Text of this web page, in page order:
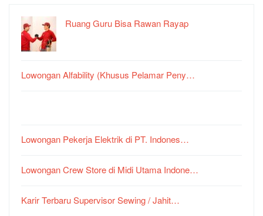
Ruang Guru Bisa Rawan Rayap
Lowongan Alfability (Khusus Pelamar Peny…
Lowongan Pekerja Elektrik di PT. Indones…
Lowongan Crew Store di Midi Utama Indone…
Karir Terbaru Supervisor Sewing / Jahit…